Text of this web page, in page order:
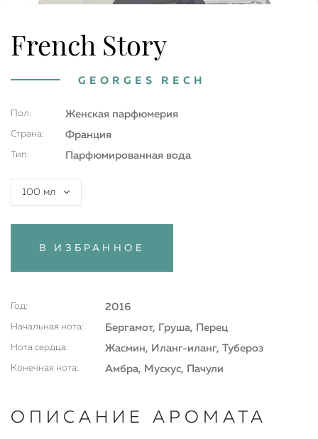
Double tap to zoom
French Story
GEORGES RECH
Пол: Женская парфюмерия
Страна: Франция
Тип: Парфюмированная вода
100 мл
В ИЗБРАННОЕ
Год: 2016
Начальная нота: Бергамот, Груша, Перец
Нота сердца: Жасмин, Иланг-иланг, Тубероз
Конечная нота: Амбра, Мускус, Пачули
ОПИСАНИЕ АРОМАТА